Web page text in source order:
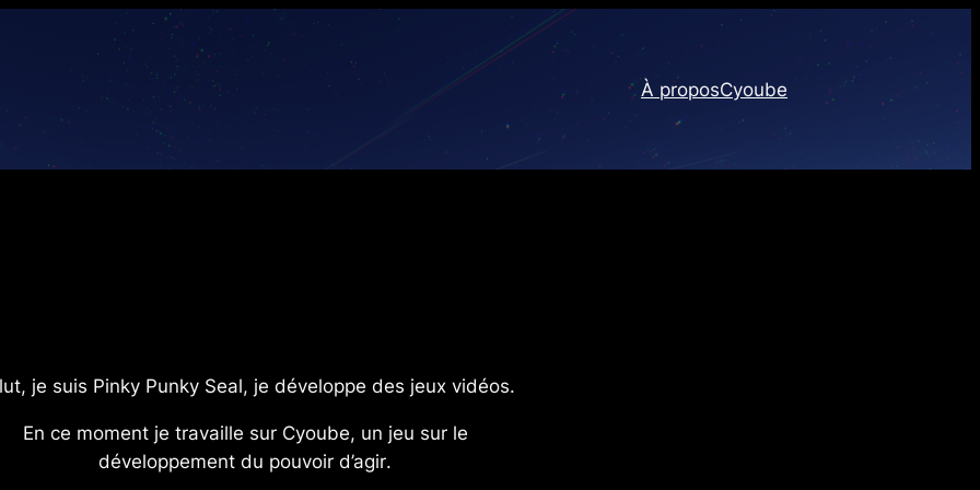
À proposCyoube
je suis Pinky Punky Seal, je développe des jeux vidéos.
En ce moment je travaille sur Cyoube, un jeu sur le
développement du pouvoir d’agir.